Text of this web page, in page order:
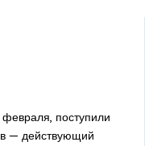
поступили
— действующий